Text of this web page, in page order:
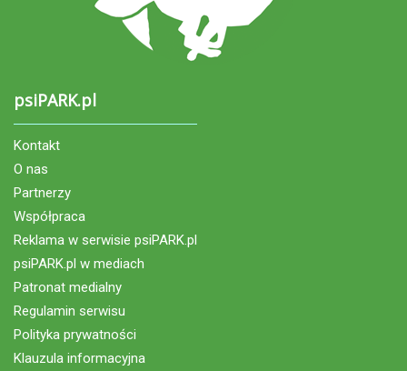
psiPARK.pl
Kontakt
O nas
Partnerzy
Współpraca
Reklama w serwisie psiPARK.pl
psiPARK.pl w mediach
Patronat medialny
Regulamin serwisu
Polityka prywatności
Klauzula informacyjna